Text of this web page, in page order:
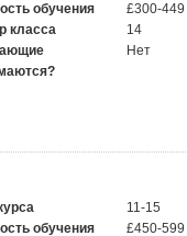
обучения
£300-449
класса
14
Нет
11-15
обучения
£450-599